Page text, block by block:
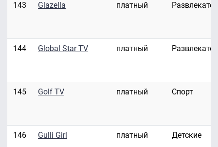
143 Glazella платный
144 Global Star TV платный
145 Golf TV платный Спорт
146 Gulli Girl платный Детские